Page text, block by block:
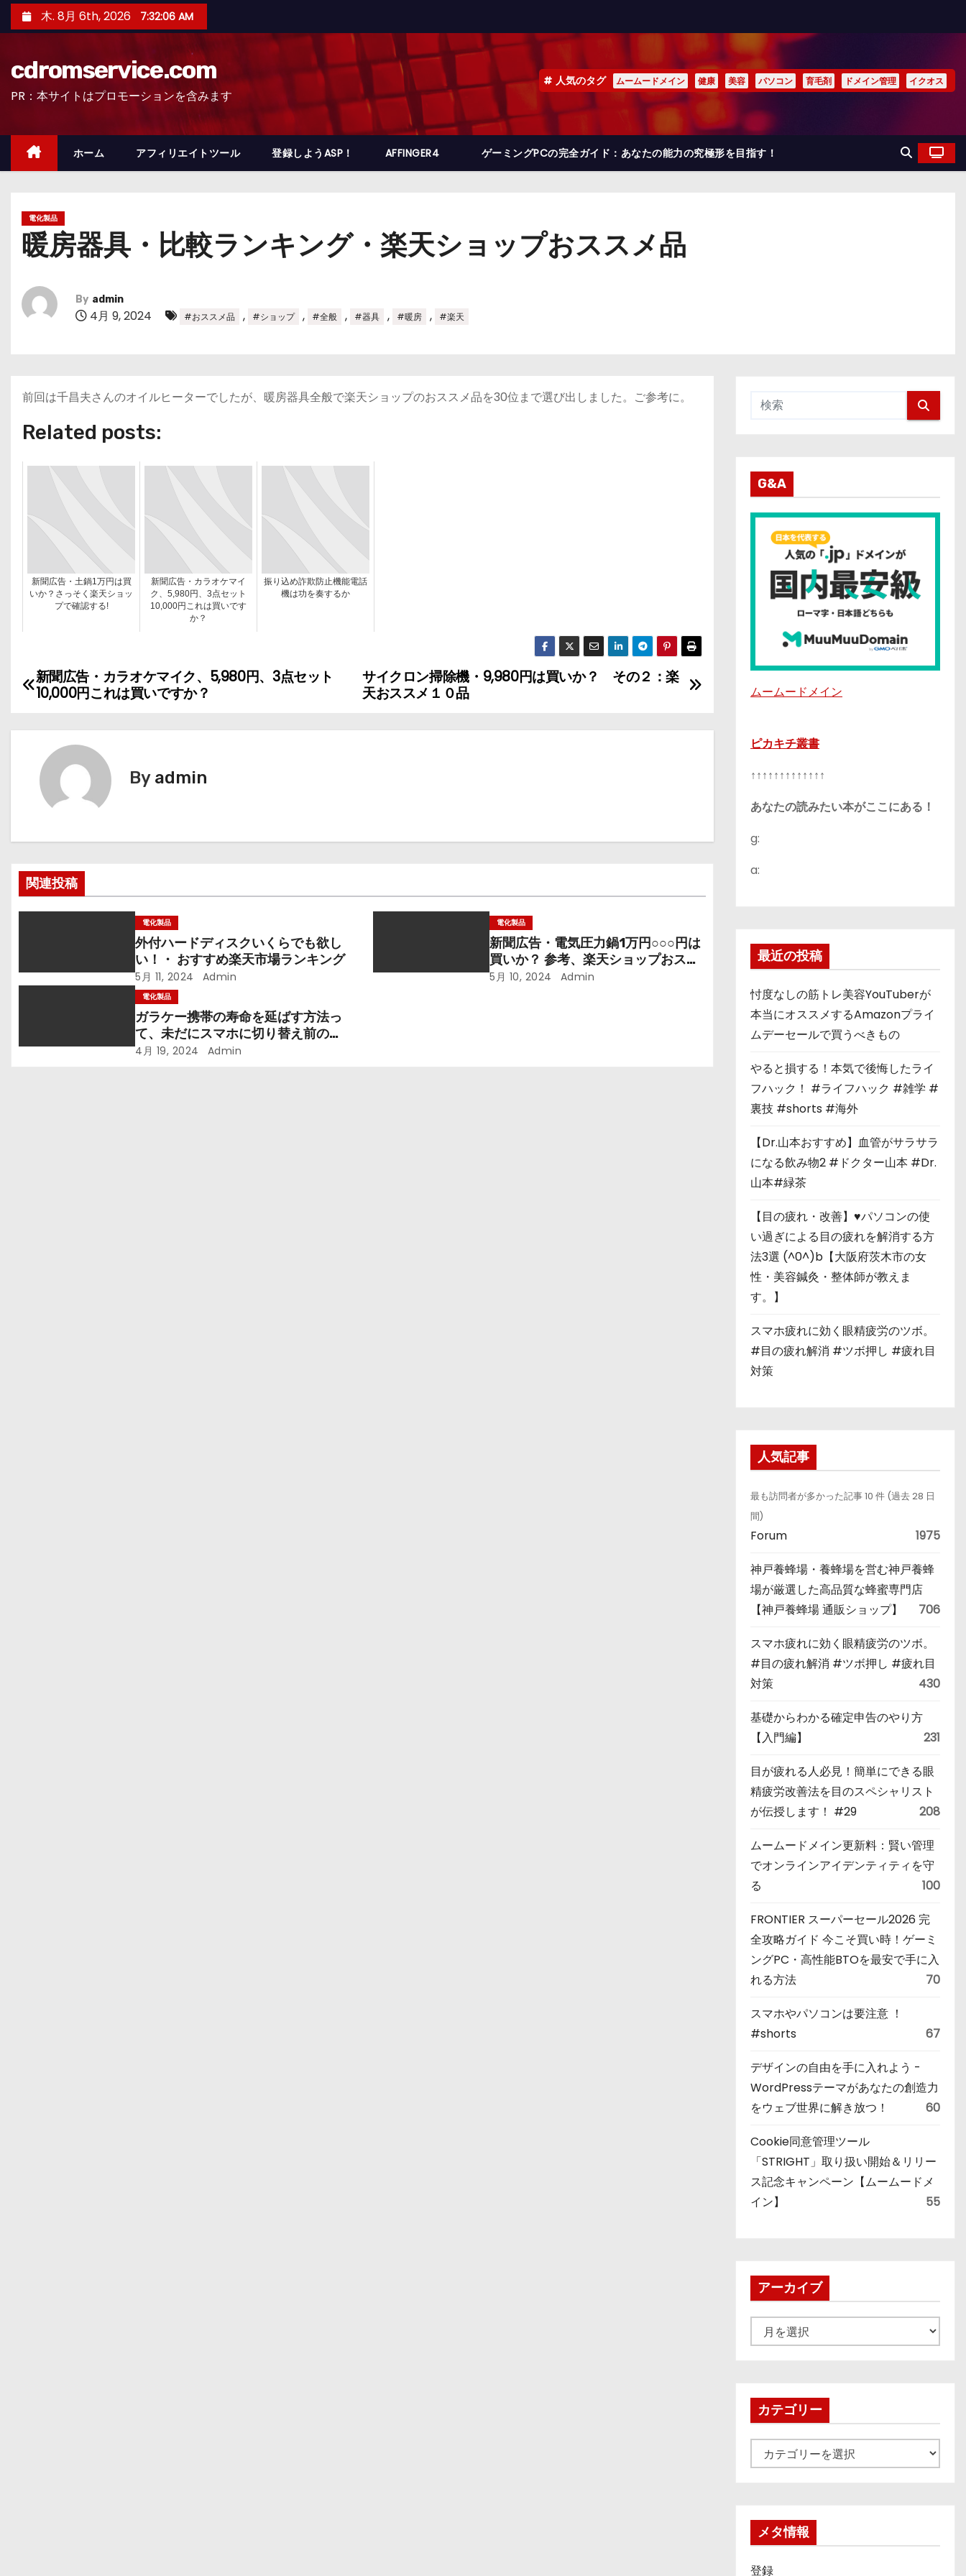
ン
ッ
木. 8月 6th, 2026 7:32:07 AM
cdromservice.com
PR：本サイトはプロモーションを含みます
人気のタグ ムームードメイン 健康 美容 パソコン 育毛剤 ドメイン管理 イクオス
ホーム アフィリエイトツール 登録しようASP！ AFFINGER4 ゲーミングPCの完全ガイド：あなたの能力の究極形を目指す！
電化製品
暖房器具・比較ランキング・楽天ショップおススメ品
By admin
4月 9, 2024 #おススメ品 , #ショップ , #全般 , #器具 , #暖房 , #楽天
前回は千昌夫さんのオイルヒーターでしたが、暖房器具全般で楽天ショップのおススメ品を30位まで選び出しました。ご参考に。
Related posts:
新聞広告・土鍋1万円は買
いか？さっそく楽天ショッ
プで確認する!
新聞広告・カラオケマイ
ク、5,980円、3点セット
10,000円これは買いです
か？
振り込め詐欺防止機能電話
機は功を奏するか
投
ビ
ゲ
シ
ョ
サイクロン掃除機・9,980円は買いか？ その２：楽
天おススメ１０品
新聞広告・カラオケマイク、5,980円、3点セット
10,000円これは買いですか？
By admin
関連投稿
電化製品
外付ハードディスクいくらでも欲し
い！・ おすすめ楽天市場ランキング
5月 11, 2024 Admin
電化製品
新聞広告・電気圧力鍋1万円○○○円は
買いか？ 参考、楽天ショップおスス
メ30品
5月 10, 2024 Admin
電化製品
ガラケー携帯の寿命を延ばす方法っ
て、未だにスマホに切り替え前の悪
アガキとは？
4月 19, 2024 Admin
G&A
ムームードメイン
ピカキチ叢書
↑↑↑↑↑↑↑↑↑↑↑↑↑
あなたの読みたい本がここにある！
g:
a:
最近の投稿
忖度なしの筋トレ美容YouTuberが
本当にオススメするAmazonプライ
ムデーセールで買うべきもの
やると損する！本気で後悔したライ
フハック！ #ライフハック #雑学 #
裏技 #shorts #海外
【Dr.山本おすすめ】血管がサラサラ
になる飲み物2 #ドクター山本 #Dr.
山本#緑茶
【目の疲れ・改善】♥パソコンの使
い過ぎによる目の疲れを解消する方
法3選 (^0^)b【大阪府茨木市の女
性・美容鍼灸・整体師が教えま
す。】
スマホ疲れに効く眼精疲労のツボ。
#目の疲れ解消 #ツボ押し #疲れ目
対策
人気記事
最も訪問者が多かった記事 10 件 (過去 28 日
間)
Forum 1975
神戸養蜂場・養蜂場を営む神戸養蜂
場が厳選した高品質な蜂蜜専門店
【神戸養蜂場 通販ショップ】
706
スマホ疲れに効く眼精疲労のツボ。
#目の疲れ解消 #ツボ押し #疲れ目
対策
430
基礎からわかる確定申告のやり方
【入門編】
231
目が疲れる人必見！簡単にできる眼
精疲労改善法を目のスペシャリスト
が伝授します！ #29
208
ムームードメイン更新料：賢い管理
でオンラインアイデンティティを守
る
100
FRONTIER スーパーセール2026 完
全攻略ガイド 今こそ買い時！ゲーミ
ングPC・高性能BTOを最安で手に入
れる方法
70
スマホやパソコンは要注意 ！
#shorts
67
デザインの自由を手に入れよう -
WordPressテーマがあなたの創造力
をウェブ世界に解き放つ！
60
Cookie同意管理ツール
「STRIGHT」取り扱い開始＆リリー
ス記念キャンペーン【ムームードメ
イン】
55
アーカイブ
ー
ブカテゴリー
テ
メタ情報
登録